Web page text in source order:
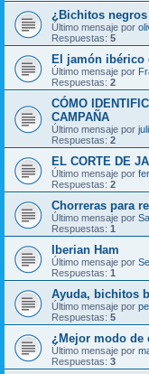
¿Bichitos
Último mensaje por
Respuestas: 5
El jamón ibérico
Último mensaje por
Respuestas: 2
CÓMO
CAMPAÑA
Último mensaje por
Respuestas: 2
EL CORTE DE
Último mensaje por
Respuestas: 2
Chorreras para
Último mensaje por
Respuestas: 1
Iberian Ham
Último mensaje por
Respuestas: 1
Ayuda, bichitos
Último mensaje por
Respuestas: 5
¿Mejor modo de
Último mensaje por
Respuestas: 3